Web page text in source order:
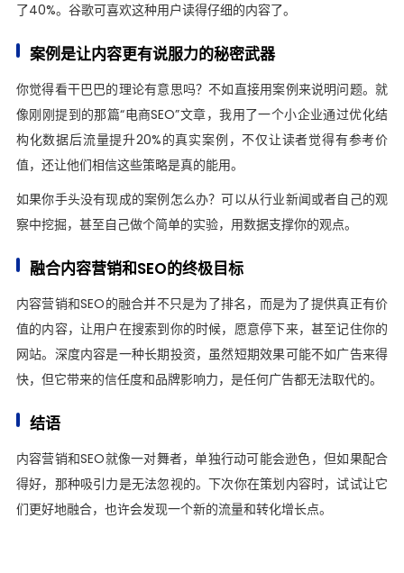
了40%。谷歌可喜欢这种用户读得仔细的内容了。
案例是让内容更有说服力的秘密武器
你觉得看干巴巴的理论有意思吗？不如直接用案例来说明问题。就
像刚刚提到的那篇“电商SEO”文章，我用了一个小企业通过优化结
构化数据后流量提升20%的真实案例，不仅让读者觉得有参考价
值，还让他们相信这些策略是真的能用。
如果你手头没有现成的案例怎么办？可以从行业新闻或者自己的观
察中挖掘，甚至自己做个简单的实验，用数据支撑你的观点。
融合内容营销和SEO的终极目标
内容营销和SEO的融合并不只是为了排名，而是为了提供真正有价
值的内容，让用户在搜索到你的时候，愿意停下来，甚至记住你的
网站。深度内容是一种长期投资，虽然短期效果可能不如广告来得
快，但它带来的信任度和品牌影响力，是任何广告都无法取代的。
结语
内容营销和SEO就像一对舞者，单独行动可能会逊色，但如果配合
得好，那种吸引力是无法忽视的。下次你在策划内容时，试试让它
们更好地融合，也许会发现一个新的流量和转化增长点。